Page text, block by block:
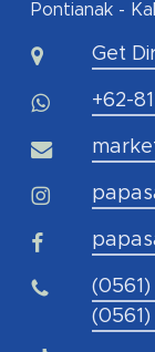
Pontianak -
Get
+62-